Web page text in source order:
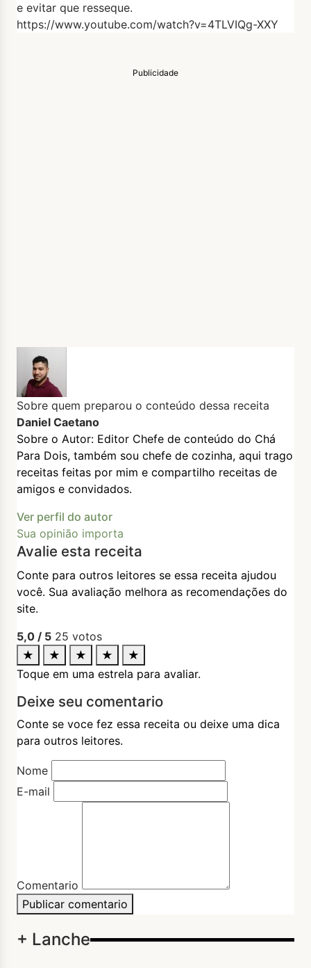
e evitar que resseque.
https://www.youtube.com/watch?v=4TLVIQg-XXY
Publicidade
Sobre quem preparou o conteúdo dessa receita
Daniel Caetano
Sobre o Autor: Editor Chefe de conteúdo do Chá
Para Dois, também sou chefe de cozinha, aqui trago
receitas feitas por mim e compartilho receitas de
amigos e convidados.
Ver perfil do autor
Sua opinião importa
Avalie esta receita
Conte para outros leitores se essa receita ajudou
você. Sua avaliação melhora as recomendações do
site.
5,0 / 5 25 votos
★
★ ★ ★
★
Toque em uma estrela para avaliar.
Deixe seu comentario
Conte se voce fez essa receita ou deixe uma dica
para outros leitores.
Nome
E-mail
Comentario
Publicar comentario
+ Lanche